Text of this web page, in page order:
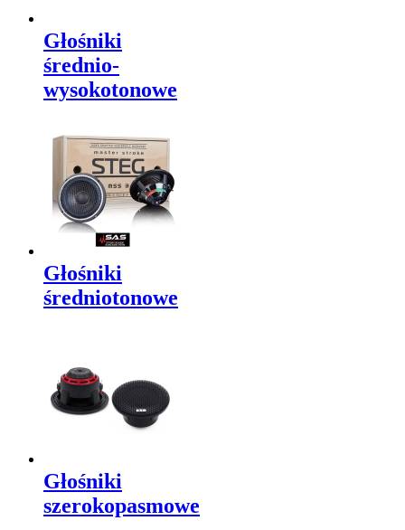
Głośniki
średnio-
wysokotonowe
Głośniki
średniotonowe
Głośniki
szerokopasmowe